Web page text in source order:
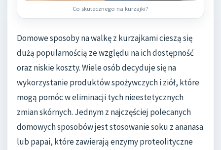
Co skutecznego na kurzajki?
Domowe sposoby na walkę z kurzajkami cieszą się
dużą popularnością ze względu na ich dostępność
oraz niskie koszty. Wiele osób decyduje się na
wykorzystanie produktów spożywczych i ziół, które
mogą pomóc w eliminacji tych nieestetycznych
zmian skórnych. Jednym z najczęściej polecanych
domowych sposobów jest stosowanie soku z ananasa
lub papai, które zawierają enzymy proteolityczne